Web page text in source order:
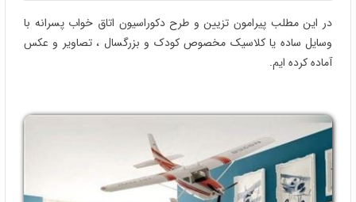
در این مطلب پیرامون تزیین و طرح دکوراسیون اتاق خواب پسرانه با
وسایل ساده یا کلاسیک مخصوص کودک و بزرگسال ، تصاویر و عکس
آماده کرده ایم.